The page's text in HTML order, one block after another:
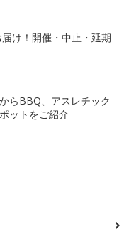
け！開催・中止・延期
らBBQ、アスレチック
ットをご紹介